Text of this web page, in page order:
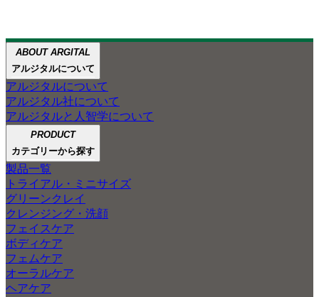
ABOUT
ARGITAL
グリーンクレイで
あなたの肌と心を
笑顔にしたい
ABOUT GREEN CLAY
アルジタル製品のほとんどに配合している
グリーンクレイの魅力を、
自然豊かな景色とともに
ご紹介します。
アルジタルが大切にしてきた
ペットケアの
ご紹介
アルジタルと
人智学
ABOUT ARGITAL
アルジタルについて
アルジタルについて
アルジタル社について
アルジタルと人智学について
PRODUCT
カテゴリーから探す
製品一覧
トライアル・ミニサイズ
グリーンクレイ
クレンジング・洗顔
フェイスケア
ボディケア
フェムケア
オーラルケア
ヘアケア